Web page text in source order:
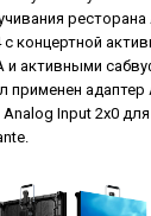
ресторана
с концертной
и активными
применен адаптер
Analog Input 2x0